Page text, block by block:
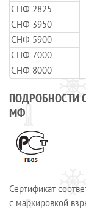
СНФ 2825
СНФ 3950
СНФ 5900
СНФ 7000
СНФ 8000
ПОДРОБНОСТИ
МФ
Сертификат
с маркировкой